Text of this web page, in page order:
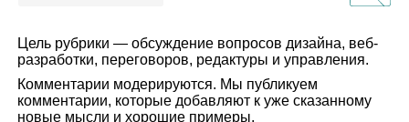
Цель рубрики — обсуждение вопросов дизайна, веб-
разработки, переговоров, редактуры и управления.
Комментарии модерируются. Мы публикуем
комментарии, которые добавляют к уже сказанному
новые мысли и хорошие примеры.